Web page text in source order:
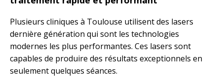
Plusieurs cliniques à Toulouse utilisent des lasers
dernière génération qui sont les technologies
modernes les plus performantes. Ces lasers sont
capables de produire des résultats exceptionnels en
seulement quelques séances.